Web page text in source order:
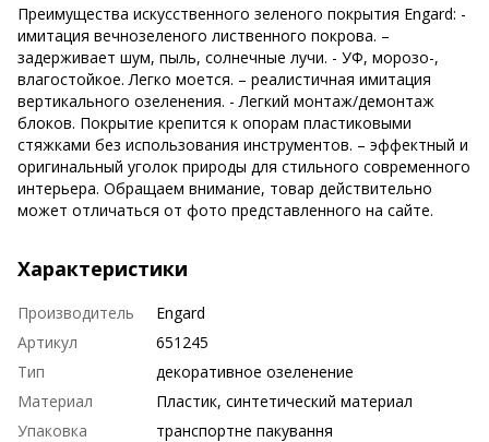
Преимущества искусственного зеленого покрытия Engard: -
имитация вечнозеленого лиственного покрова. –
задерживает шум, пыль, солнечные лучи. - УФ, морозо-,
влагостойкое. Легко моется. – реалистичная имитация
вертикального озеленения. - Легкий монтаж/демонтаж
блоков. Покрытие крепится к опорам пластиковыми
стяжками без использования инструментов. – эффектный и
оригинальный уголок природы для стильного современного
интерьера. Обращаем внимание, товар действительно
может отличаться от фото представленного на сайте.
Характеристики
Производитель
Engard
Артикул
651245
Тип
декоративное озеленение
Материал
Пластик, синтетический материал
Упаковка
транспортне пакування